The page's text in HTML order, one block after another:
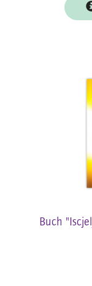
Buch